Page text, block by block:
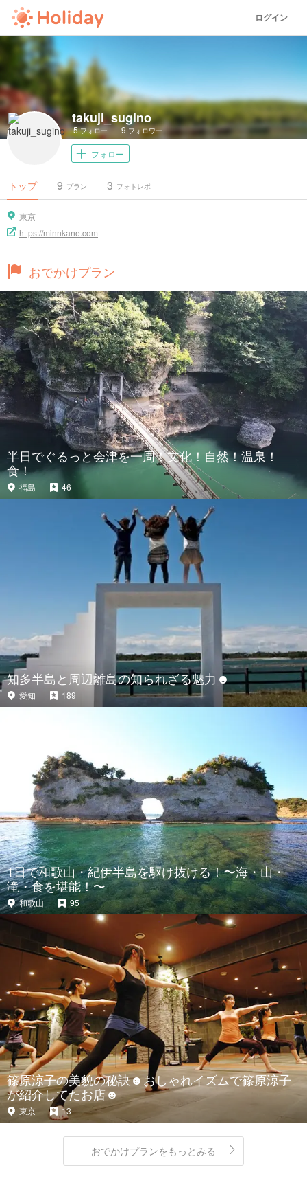
ログイン
takuji_sugino
5フォロー 9 フォロワー
フォロー
トップ プラン
9 フォトレポ
3
東京
https://minnkane.com
おでかけプラン
半日でぐるっと会津を一周！文化！自然！温泉！
食！
福島 46
知多半島と周辺離島の知られざる魅力☻
愛知 189
1日で和歌山・紀伊半島を駆け抜ける！〜海・山・
滝・食を堪能！〜
和歌山 95
篠原涼子の美貌の秘訣☻おしゃれイズムで篠原涼子
が紹介してたお店☻
東京 13
おでかけプランをもっとみる